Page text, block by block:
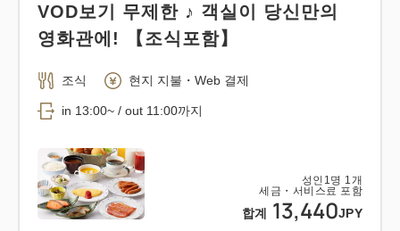
성인 1명 1개
세금・서비스료 포함
합계 13,440JPY
VOD보기 무제한 ♪ 객실이 당신만의
영화관에! 【조식포함】
조식 현지 지불・Web 결제
in 13:00~ / out 11:00까지